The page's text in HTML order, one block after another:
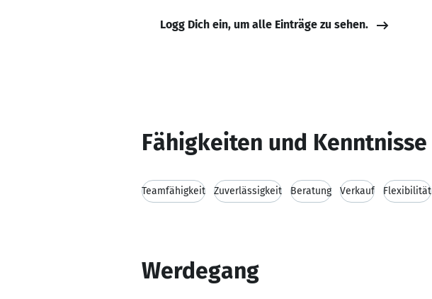
Logg Dich ein, um alle Einträge zu sehen.
Fähigkeiten und Kenntnisse
Teamfähigkeit Zuverlässigkeit Beratung Verkauf Flexibilität
Werdegang